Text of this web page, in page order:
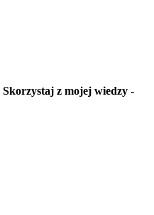
Skorzystaj z mojej wiedzy -